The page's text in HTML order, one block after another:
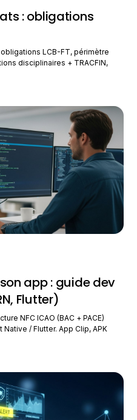
: obligations
LCB-FT, périmètre
disciplinaires + TRACFIN,
app : guide dev
Flutter)
NFC ICAO (BAC + PACE)
/ Flutter. App Clip, APK